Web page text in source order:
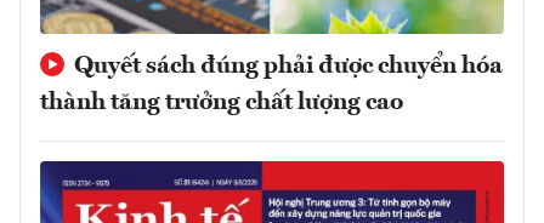
Quyết sách đúng phải được chuyển hóa
thành tăng trưởng chất lượng cao